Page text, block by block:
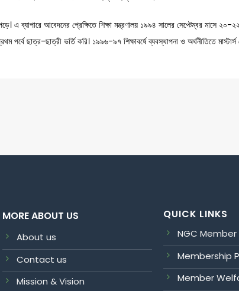
এ ব্যাপারে আবেদনের প্রেক্ষিতে শিক্ষা মন্ত্রণালয় ১৯৯৪ সালের সেপ্টেম্বর মাসে ২০-
পর্বে ছাত্র-ছাত্রী ভর্তি করি। ১৯৯৬-৯৭ শিক্ষাবর্ষে ব্যবস্থাপনা ও অর্থনীতিতে
MORE ABOUT US
About us
Contact us
Mission & Vision
QUICK LINKS
NGC Member
Membership
Member